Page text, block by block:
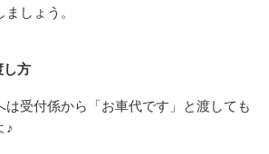
しょう。
方
は受付係から「お車代です」と渡しても
♪